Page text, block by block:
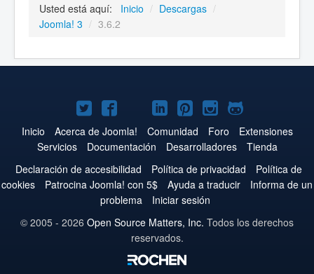
Usted está aquí: Inicio / Descargas /
Joomla! 3 / 3.6.2
Joomla!
en
Twitter
Joomla!
en
Facebook
Joomla!
en
YouTube
Joomla!
en
LinkedIn
Joomla!
en
Pinterest
Joomla!
en
Instagram
Joomla!
en
GitHub
Inicio Acerca de Joomla! Comunidad Foro
Extensiones
Servicios
Documentación Desarrolladores
Tienda
Declaración de accesibilidad
Política de privacidad
Política de
cookies
Patrocina Joomla! con 5$ Ayuda a traducir
Informa de un
problema
Iniciar sesión
© 2005 - 2026 Open Source Matters, Inc. Todos los derechos
reservados.